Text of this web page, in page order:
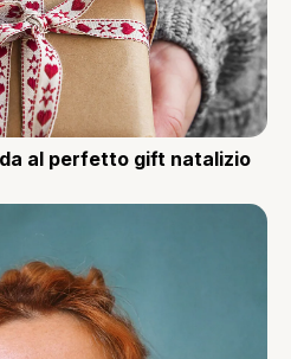
al perfetto gift natalizio